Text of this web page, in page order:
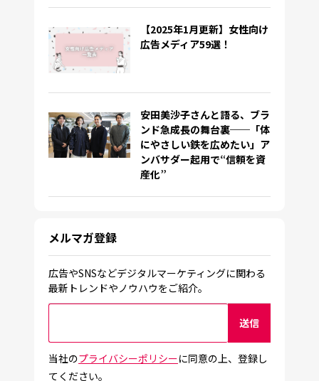
【2025年1月更新】女性向け
広告メディア59選！
安田美沙子さんと語る、ブラ
ンド急成長の舞台裏──「体
にやさしい鉄を広めたい」ア
ンバサダー起用で“信頼を資
産化”
メルマガ登録
広告やSNSなどデジタルマーケティングに関わる
最新トレンドやノウハウをご紹介。
当社のプライバシーポリシーに同意の上、登録し
てください。